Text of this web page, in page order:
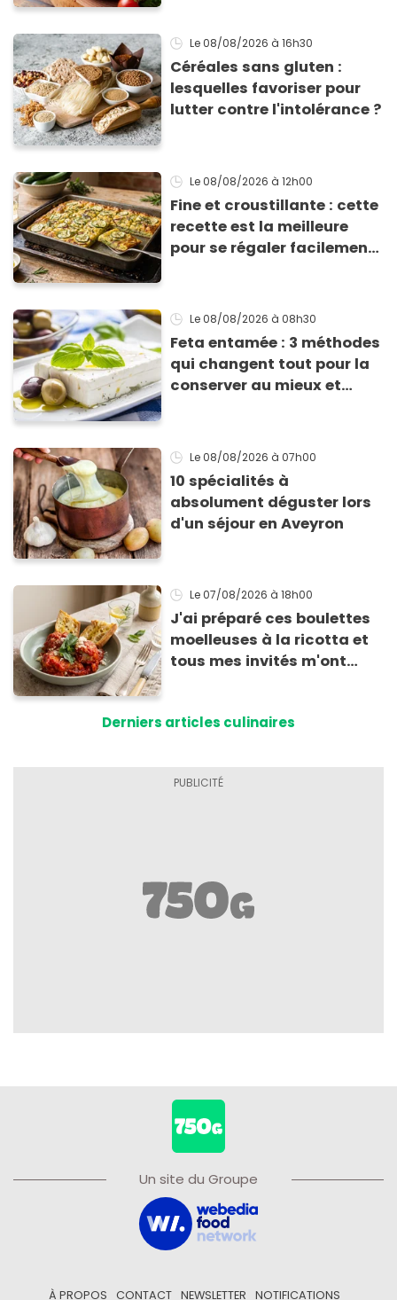
Le 08/08/2026 à 16h30
Céréales sans gluten :
lesquelles favoriser pour
lutter contre l'intolérance ?
Le 08/08/2026 à 12h00
Fine et croustillante : cette
recette est la meilleure
pour se régaler facilement
Le 08/08/2026 à 08h30
Feta entamée : 3 méthodes
qui changent tout pour la
conserver au mieux et
Le 08/08/2026 à 07h00
10 spécialités à
absolument déguster lors
d'un séjour en Aveyron
Le 07/08/2026 à 18h00
J'ai préparé ces boulettes
moelleuses à la ricotta et
tous mes invités m'ont
Derniers articles culinaires
Un site du Groupe
À PROPOS CONTACT NEWSLETTER NOTIFICATIONS